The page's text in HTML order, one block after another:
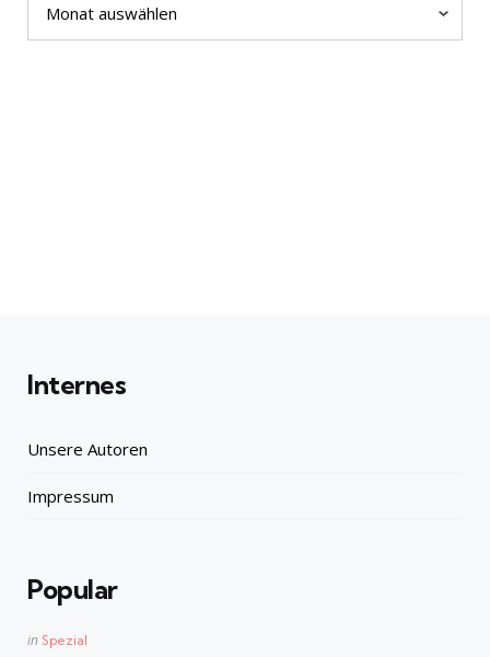
Internes
Unsere Autoren
Impressum
Popular
Posted
in Spezial